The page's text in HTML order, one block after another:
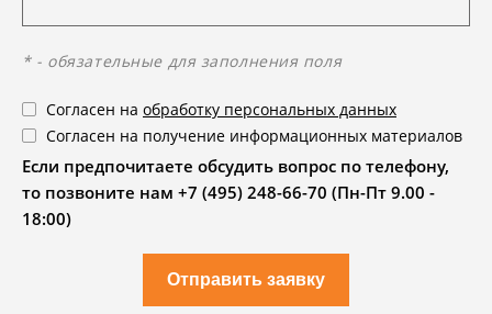
* - обязательные для заполнения поля
Согласен на обработку персональных данных
Согласен на получение информационных материалов
Если предпочитаете обсудить вопрос по телефону,
то позвоните нам +7 (495) 248-66-70 (Пн-Пт 9.00 -
18:00)
Отправить заявку